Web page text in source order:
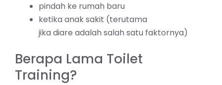
pindah ke rumah baru
ketika anak sakit (terutama
jika diare adalah salah satu faktornya)
Berapa Lama Toilet
Training?